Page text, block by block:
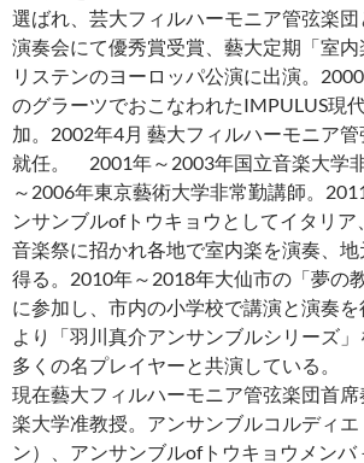
選ばれ、芸大フィルハーモニア管弦楽団
演奏会にて優秀賞受賞、藝大定期「室
リステンのヨーロッパ公演に出演。
のグラーツでおこなわれたIMPULUS現
加。2002年4月 藝大フィルハーモニア
就任。 2001年～2003年国立音楽大学
～2006年東京藝術大学非常勤講師。
ンサンブルofトウキョウとしてイタリ
音楽祭に招かれ各地で室内楽を演奏、
得る。2010年～2018年大仙市の「夢の
に参加し、市内の小学校で講演と演奏
より「羽川真介アンサンブルシリーズ」
多くの名プレイヤーと共演している。
現在藝大フィルハーモニア管弦楽団首
楽大学准教授。アンサンブルコルディ
ン）、アンサンブルofトウキョウメンバ